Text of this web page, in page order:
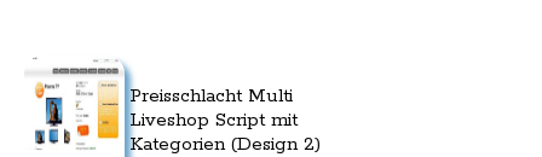
Preisschlacht Multi
Liveshop Script mit
Kategorien (Design 2)